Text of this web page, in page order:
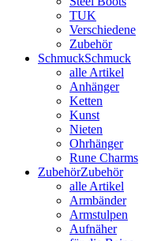
TUK
Verschiedene
Zubehör
SchmuckSchmuck
alle Artikel
Anhänger
Ketten
Kunst
Nieten
Ohrhänger
Rune Charms
ZubehörZubehör
alle Artikel
Armbänder
Armstulpen
Aufnäher